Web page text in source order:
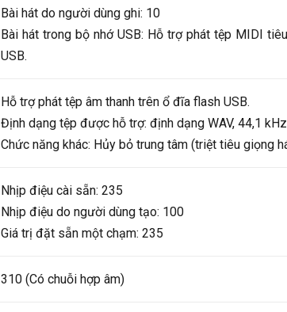
Bài hát do người dùng ghi: 10
Bài hát trong bộ nhớ USB: Hỗ trợ phát tệp MIDI
USB.
Hỗ trợ phát tệp âm thanh trên ổ đĩa flash USB.
Định dạng tệp được hỗ trợ: định dạng WAV, 44,1
Chức năng khác: Hủy bỏ trung tâm (triệt tiêu giọng
Nhịp điệu cài sẵn: 235
Nhịp điệu do người dùng tạo: 100
Giá trị đặt sẵn một chạm: 235
310 (Có chuỗi hợp âm)